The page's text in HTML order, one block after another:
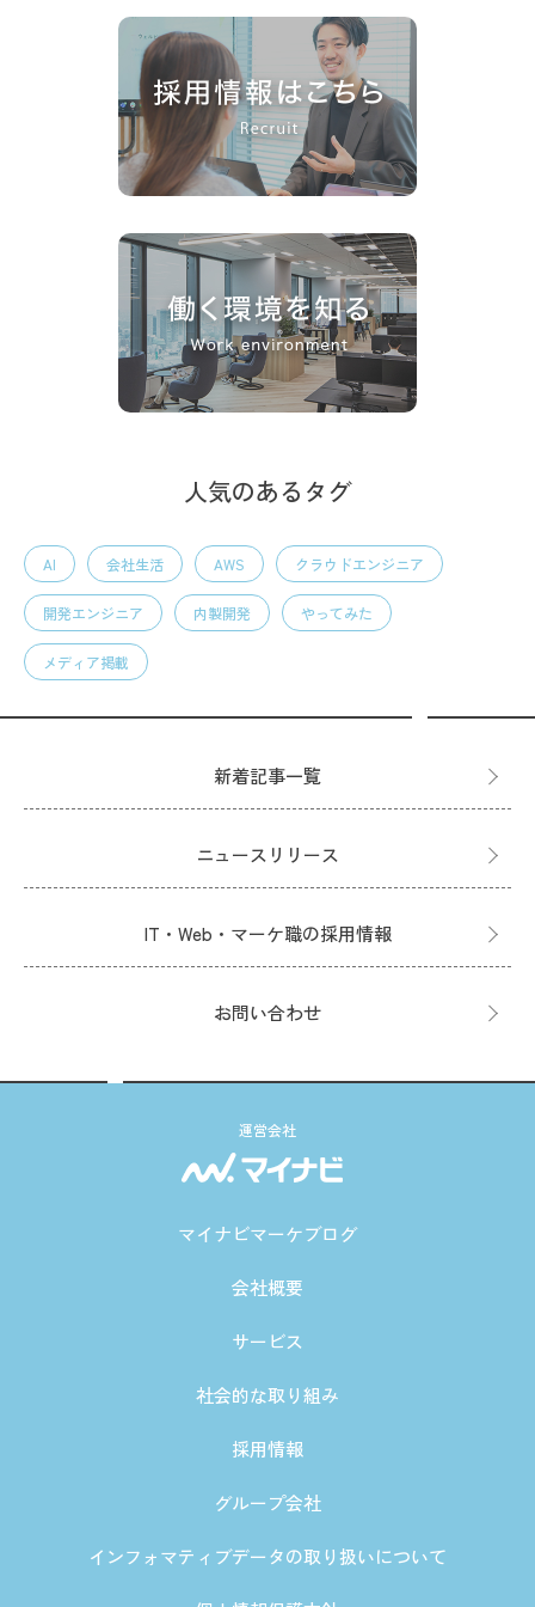
人気のあるタグ
AI 会社生活 AWS クラウドエンジニア
開発エンジニア 内製開発 やってみた
メディア掲載
新着記事一覧
ニュースリリース
IT・Web・マーケ職の採用情報
お問い合わせ
運営会社
マイナビマーケブログ
会社概要
サービス
社会的な取り組み
採用情報
グループ会社
インフォマティブデータの取り扱いについて